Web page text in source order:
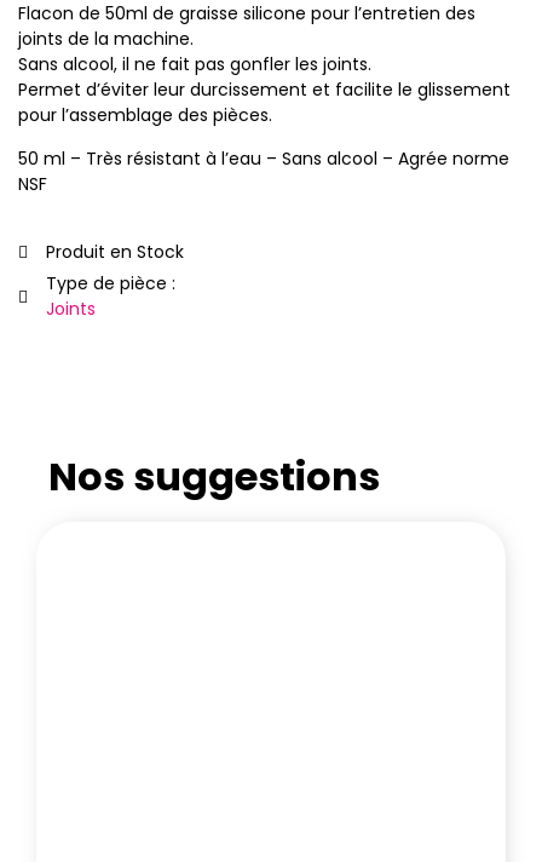
Flacon de 50ml de graisse silicone pour l’entretien des
joints de la machine.
Sans alcool, il ne fait pas gonfler les joints.
Permet d’éviter leur durcissement et facilite le glissement
pour l’assemblage des pièces.
50 ml – Très résistant à l’eau – Sans alcool – Agrée norme
NSF
Produit en Stock
Type de pièce :
Joints
Nos suggestions